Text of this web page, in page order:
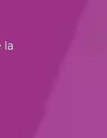
la